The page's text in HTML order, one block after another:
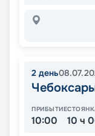
2 день
ПРИБЫТИЕ
10:00 10 ч